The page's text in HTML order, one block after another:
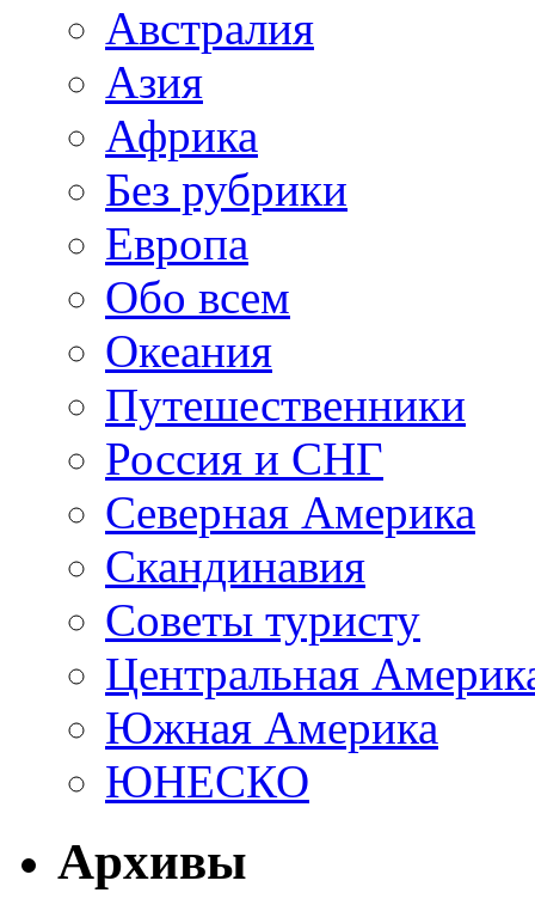
Австралия
Азия
Африка
Без рубрики
Европа
Обо всем
Океания
Путешественники
Россия и СНГ
Северная Америка
Скандинавия
Советы туристу
Центральная
Южная Америка
ЮНЕСКО
Архивы